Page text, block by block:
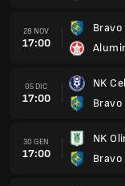
28 NOV
17:00
05 DIC
17:00
NK
30 GEN
17:00
NK